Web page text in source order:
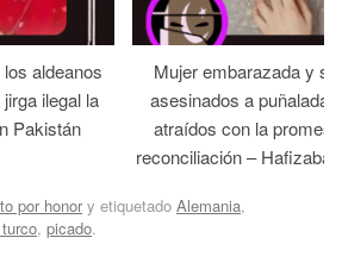
aldeanos
ilegal la
Pakistán
Mujer embarazada y
asesinados a
atraídos con la
reconciliación –
por honor y etiquetado Alemania,
, picado.